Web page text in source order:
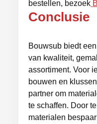
bestellen, bezoek
Conclusie
Bouwsub biedt
van kwaliteit,
assortiment. Voor
bouwen en
partner om
te schaffen. Door
materialen